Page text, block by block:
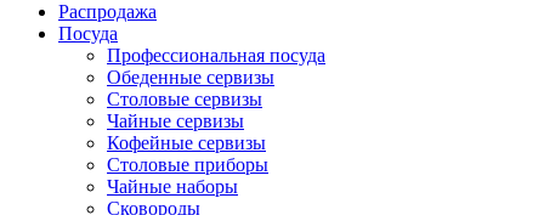
Распродажа
Посуда
Профессиональная посуда
Обеденные сервизы
Столовые сервизы
Чайные сервизы
Кофейные сервизы
Столовые приборы
Чайные наборы
Сковороды